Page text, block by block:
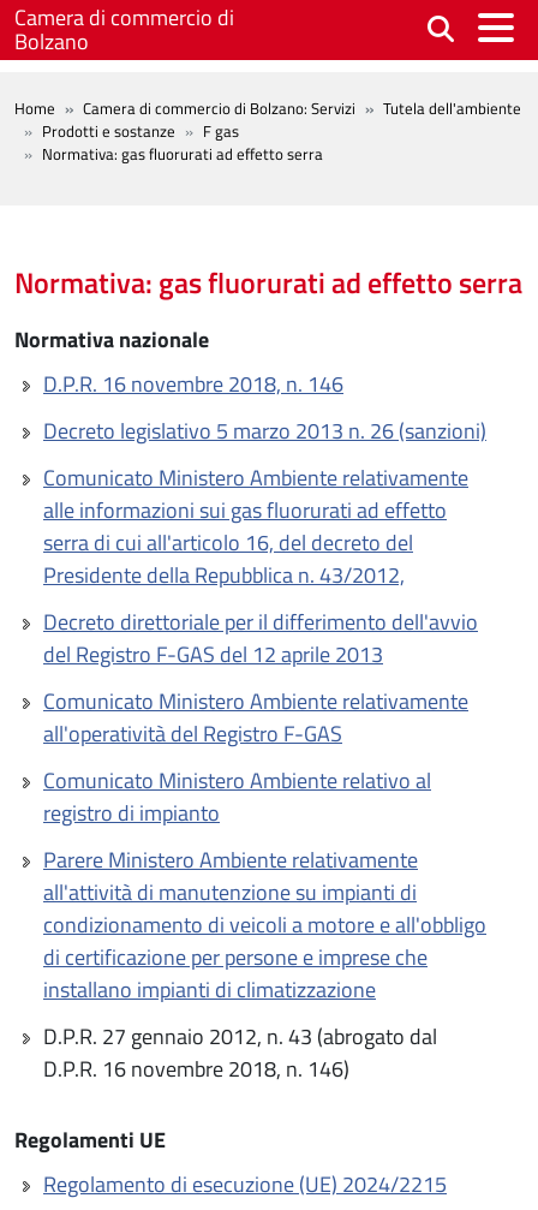
Salta al contenuto principale
Camera di commercio di
Bolzano
BREADCRUMB
Home Camera di commercio di Bolzano: Servizi
Tutela dell'ambiente
Prodotti e sostanze
F gas
Normativa: gas fluorurati ad effetto serra
Normativa: gas fluorurati ad effetto serra
Normativa nazionale
D.P.R. 16 novembre 2018, n. 146
Decreto legislativo 5 marzo 2013 n. 26 (sanzioni)
Comunicato Ministero Ambiente relativamente
alle informazioni sui gas fluorurati ad effetto
serra di cui all'articolo 16, del decreto del
Presidente della Repubblica n. 43/2012,
Decreto direttoriale per il differimento dell'avvio
del Registro F-GAS del 12 aprile 2013
Comunicato Ministero Ambiente relativamente
all'operatività del Registro F-GAS
Comunicato Ministero Ambiente relativo al
registro di impianto
Parere Ministero Ambiente relativamente
all'attività di manutenzione su impianti di
condizionamento di veicoli a motore e all'obbligo
di certificazione per persone e imprese che
installano impianti di climatizzazione
D.P.R. 27 gennaio 2012, n. 43 (abrogato dal
D.P.R. 16 novembre 2018, n. 146)
Regolamenti UE
Regolamento di esecuzione (UE) 2024/2215